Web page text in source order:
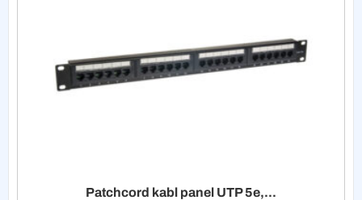
Patchcord kabl panel UTP 5e,...